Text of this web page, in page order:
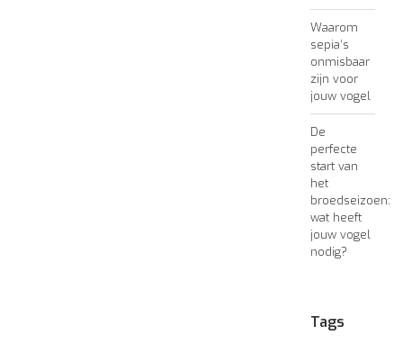
Waarom
sepia’s
onmisbaar
zijn voor
jouw vogel
De
perfecte
start van
het
broedseizoen:
wat heeft
jouw vogel
nodig?
Tags